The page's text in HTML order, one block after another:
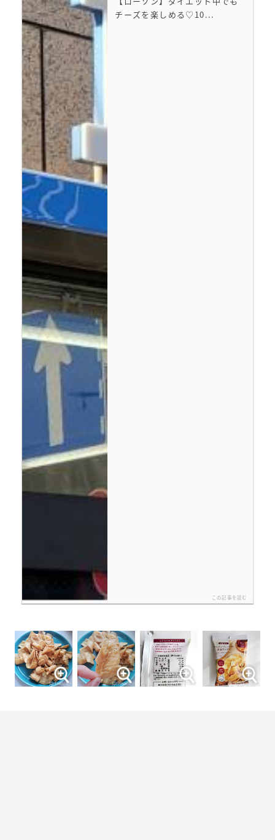
チーズを楽しめる♡10...
この記事を読む